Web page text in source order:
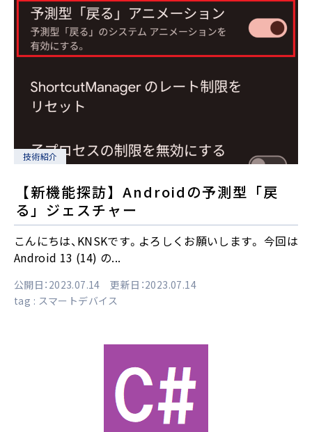
技術紹介
【新機能探訪】Androidの予測型「戻
る」ジェスチャー
こんにちは、KNSKです。よろしくお願いします。 今回は
Android 13 (14) の...
公開日：2023.07.14 更新日：2023.07.14
tag : スマートデバイス